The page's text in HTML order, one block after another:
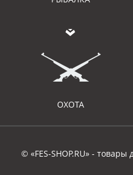
ОХОТА
© «FES-SHOP.RU» -